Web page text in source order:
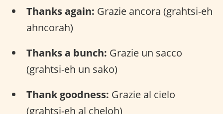
Thanks again: Grazie ancora (grahtsi-eh
ahncorah)
Thanks a bunch: Grazie un sacco
(grahtsi-eh un sako)
Thank goodness: Grazie al cielo
(grahtsi-eh al cheloh)